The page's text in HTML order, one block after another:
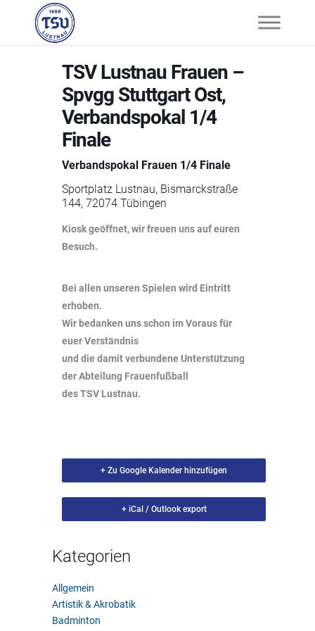
TSV Lustnau Frauen –
Spvgg Stuttgart Ost,
Verbandspokal 1/4
Finale
Verbandspokal Frauen 1/4 Finale
Sportplatz Lustnau, Bismarckstraße
144, 72074 Tübingen
Kiosk geöffnet, wir freuen uns auf euren
Besuch.
Bei allen unseren Spielen wird Eintritt
erhoben.
Wir bedanken uns schon im Voraus für
euer Verständnis
und die damit verbundene Unterstützung
der Abteilung Frauenfußball
des TSV Lustnau.
+ Zu Google Kalender hinzufügen
+ iCal / Outlook export
Kategorien
Allgemein
Artistik & Akrobatik
Badminton